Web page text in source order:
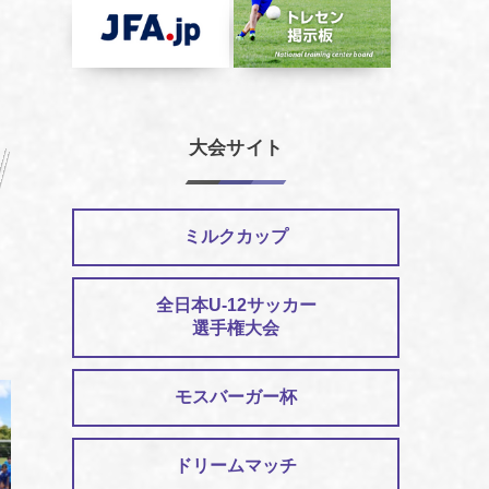
大会サイト
ミルクカップ
全日本U-12サッカー
選手権大会
モスバーガー杯
ドリームマッチ